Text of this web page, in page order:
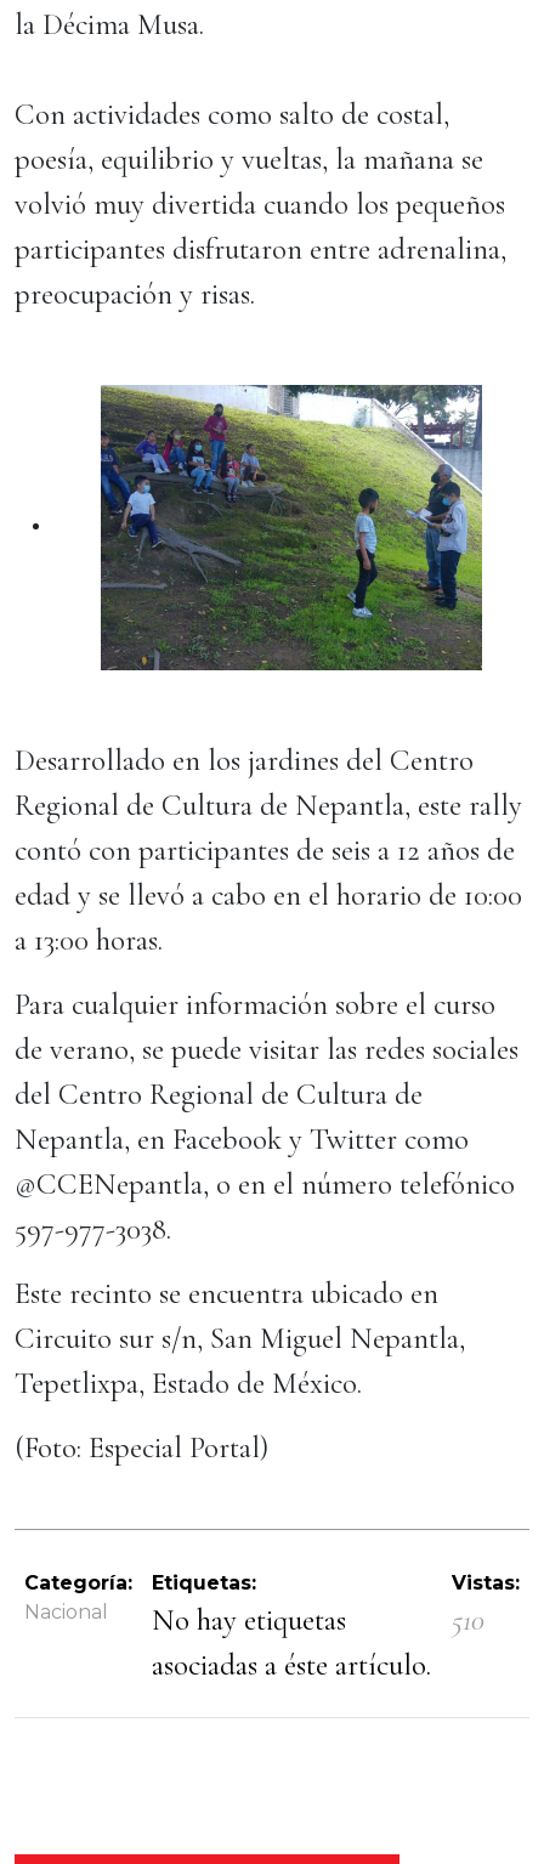
la Décima Musa.
Con actividades como salto de costal,
poesía, equilibrio y vueltas, la mañana se
volvió muy divertida cuando los pequeños
participantes disfrutaron entre adrenalina,
preocupación y risas.
Desarrollado en los jardines del Centro
Regional de Cultura de Nepantla, este rally
contó con participantes de seis a 12 años de
edad y se llevó a cabo en el horario de 10:00
a 13:00 horas.
Para cualquier información sobre el curso
de verano, se puede visitar las redes sociales
del Centro Regional de Cultura de
Nepantla, en Facebook y Twitter como
@CCENepantla, o en el número telefónico
597-977-3038.
Este recinto se encuentra ubicado en
Circuito sur s/n, San Miguel Nepantla,
Tepetlixpa, Estado de México.
(Foto: Especial Portal)
Categoría:
Nacional
Etiquetas:
No hay etiquetas
asociadas a éste artículo.
Vistas:
510